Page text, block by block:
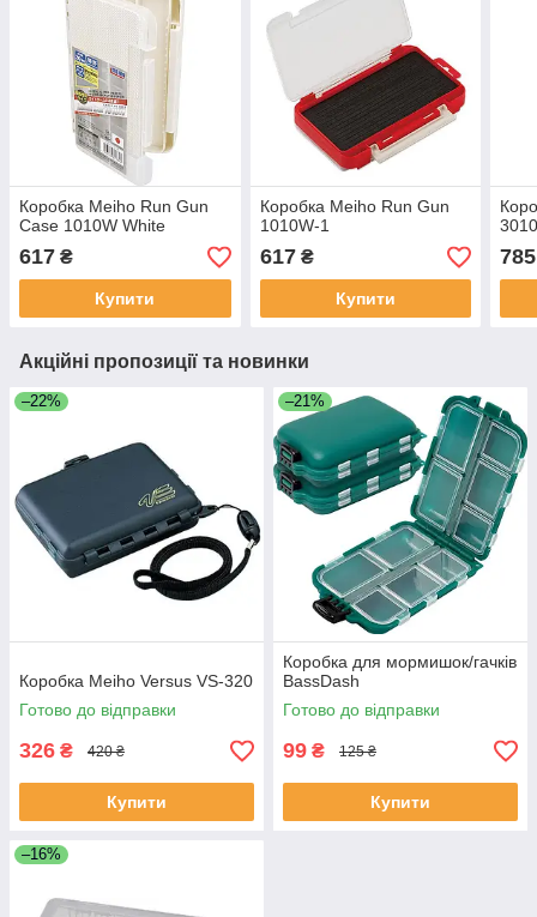
Коробка Meiho Run Gun
Case 1010W White
617 ₴
Купити
Коробка Meiho Run Gun
1010W-1
617₴
Купити
785
Акційні пропозиції та новинки
–22%
Коробка Meiho Versus VS-320
Готово до відправки
326 ₴ 420 ₴
Купити
–21%
Коробка для мормишок/гачків
BassDash
Готово до відправки
99 ₴ 125 ₴
Купити
–16%